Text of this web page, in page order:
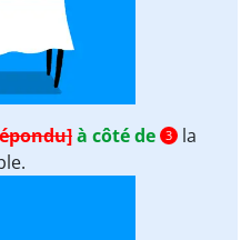
à côté de 3
la